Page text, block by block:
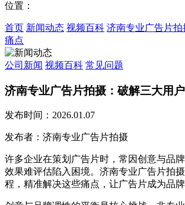
位置：
首页 新闻动态 视频百科 济南专业广告片
痛点
公司新闻 视频百科 常见问题
济南专业广告片拍摄：破解三大用
发布时间：2026.01.07
发布者：济南专业广告片拍摄
许多企业在策划广告片时，常因创意与品牌
效果难评估陷入困境。济南专业广告片拍
程，精准解决这些痛点，让广告片成为品牌